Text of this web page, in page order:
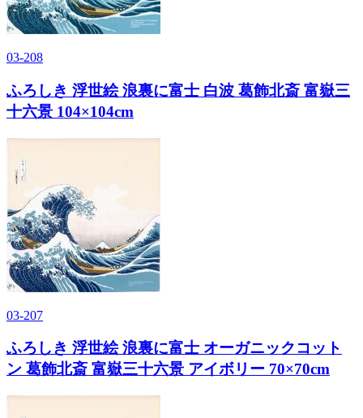
03-208
ふろしき 浮世絵 浪裏に富士 白波 葛飾北斎 富嶽三
十六景 104×104cm
03-207
ふろしき 浮世絵 浪裏に富士 オーガニックコット
ン 葛飾北斎 富嶽三十六景 アイボリー 70×70cm